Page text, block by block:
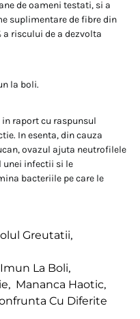
de oameni testati, si a
suplimentare de fibre din
a riscului de a dezvolta
la boli.
raport cu raspunsul
In esenta, din cauza
ovazul ajuta neutrofilele
unei infectii si le
bacteriile pe care le
Greutatii,
La Boli,
, Mananca Haotic,
Cu Diferite